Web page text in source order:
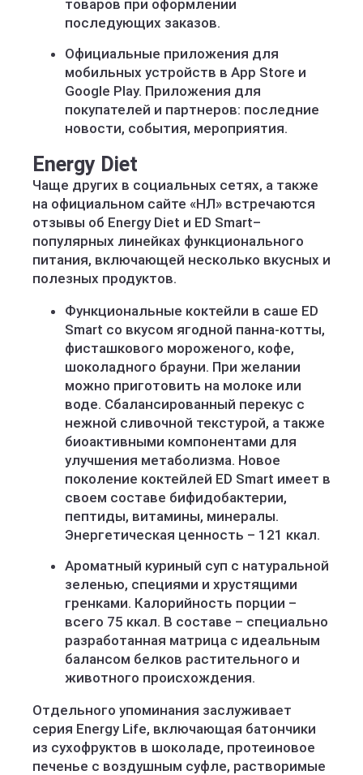
товаров при оформлении
последующих заказов.
Официальные приложения для
мобильных устройств в App Store и
Google Play. Приложения для
покупателей и партнеров: последние
новости, события, мероприятия.
Energy Diet
Чаще других в социальных сетях, а также
на официальном сайте «НЛ» встречаются
отзывы об Energy Diet и ED Smart–
популярных линейках функционального
питания, включающей несколько вкусных и
полезных продуктов.
Функциональные коктейли в саше ED
Smart со вкусом ягодной панна-котты,
фисташкового мороженого, кофе,
шоколадного брауни. При желании
можно приготовить на молоке или
воде. Сбалансированный перекус с
нежной сливочной текстурой, а также
биоактивными компонентами для
улучшения метаболизма. Новое
поколение коктейлей ED Smart имеет в
своем составе бифидобактерии,
пептиды, витамины, минералы.
Энергетическая ценность – 121 ккал.
Ароматный куриный суп с натуральной
зеленью, специями и хрустящими
гренками. Калорийность порции –
всего 75 ккал. В составе – специально
разработанная матрица с идеальным
балансом белков растительного и
животного происхождения.
Отдельного упоминания заслуживает
серия Energy Life, включающая батончики
из сухофруктов в шоколаде, протеиновое
печенье с воздушным суфле, растворимые